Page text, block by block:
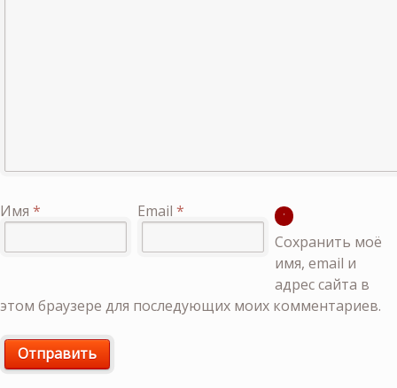
Имя * Email *
Сохранить моё
имя, email и
адрес сайта в
этом браузере для последующих моих комментариев.